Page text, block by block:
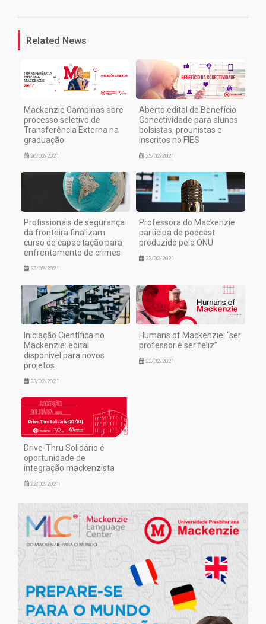
Related News
Mackenzie Campinas abre
processo seletivo de
Transferência Externa na
graduação
26/02/2021
Aberto edital de Benefício
Conectividade para alunos
bolsistas, prounistas e
inscritos no FIES
25/02/2021
Profissionais de segurança
da fronteira finalizam
curso de capacitação para
enfrentamento de crimes
25/02/2021
Professora do Mackenzie
participa de podcast
produzido pela ONU
23/02/2021
Iniciação Científica no
Mackenzie: edital
disponível para novos
projetos
23/02/2021
Humans of Mackenzie: “ser
professor é ser feliz”
22/02/2021
Drive-Thru Solidário é
oportunidade de
integração mackenzista
22/02/2021